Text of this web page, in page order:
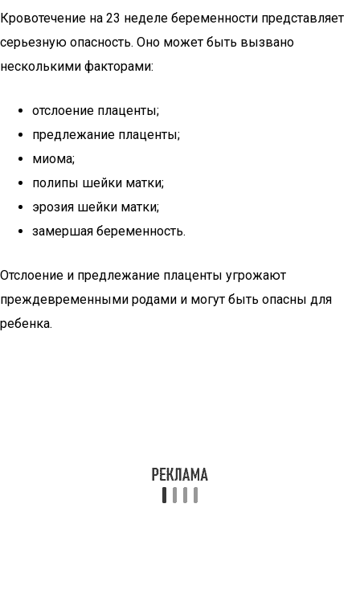
Кровотечение на 23 неделе беременности представляет
серьезную опасность. Оно может быть вызвано
несколькими факторами:
отслоение плаценты;
предлежание плаценты;
миома;
полипы шейки матки;
эрозия шейки матки;
замершая беременность.
Отслоение и предлежание плаценты угрожают
преждевременными родами и могут быть опасны для
ребенка.